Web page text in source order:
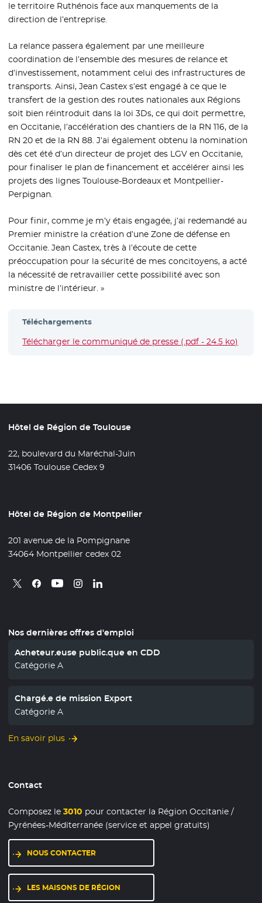
le territoire Ruthénois face aux manquements de la
direction de l’entreprise.
La relance passera également par une meilleure
coordination de l’ensemble des mesures de relance et
d’investissement, notamment celui des infrastructures de
transports. Ainsi, Jean Castex s’est engagé à ce que le
transfert de la gestion des routes nationales aux Régions
soit bien réintroduit dans la loi 3Ds, ce qui doit permettre,
en Occitanie, l’accélération des chantiers de la RN 116, de la
RN 20 et de la RN 88. J’ai également obtenu la nomination
dès cet été d’un directeur de projet des LGV en Occitanie,
pour finaliser le plan de financement et accélérer ainsi les
projets des lignes Toulouse-Bordeaux et Montpellier-
Perpignan.
Pour finir, comme je m’y étais engagée, j’ai redemandé au
Premier ministre la création d’une Zone de défense en
Occitanie. Jean Castex, très à l’écoute de cette
préoccupation pour la sécurité de mes concitoyens, a acté
la nécessité de retravailler cette possibilité avec son
ministre de l’intérieur. »
Téléchargements
Télécharger le communiqué de presse (.pdf - 24.5 ko)
Hôtel de Région de Toulouse
22, boulevard du Maréchal-Juin
31406 Toulouse Cedex 9
Hôtel de Région de Montpellier
201 avenue de la Pompignane
34064 Montpellier cedex 02
Retrouvez nous sur X
- Nouvelle fenêtre
Retrouvez nous sur Facebook
- Nouvelle fenêtre
Retrouvez nous sur Youtube
- Nouvelle fenêtre
Retrouvez nous sur Instagram
- Nouvelle fenêtre
Retrouvez nous sur Linkedin
- Nouvelle fenêtre
Nos dernières offres d'emploi
Acheteur.euse public.que en CDD
Catégorie A
Chargé.e de mission Export
Catégorie A
En savoir plus
Contact
Composez le3010 pour contacter la Région Occitanie /
Pyrénées-Méditerranée (service et appel gratuits)
NOUS CONTACTER
LES MAISONS DE RÉGION